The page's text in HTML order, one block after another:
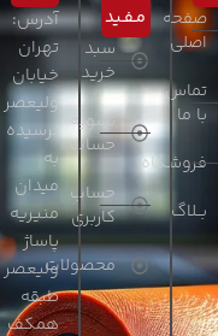
صفحه
اصلی
تماس
با ما
فروشگاه
بــلاگ
مـفـید
سبد
خرید
تسویه
حساب
حساب
کاربری
محصولات
آدرس:
تهران
خیابان
ولیعصر
نرسیده
به
میدان
منیریه
پاساژ
ولیعصر
طبقه
همکف